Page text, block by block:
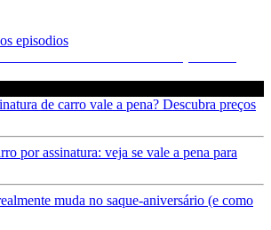
episodios
de carro vale a pena? Descubra preços
por assinatura: veja se vale a pena para
muda no saque-aniversário (e como